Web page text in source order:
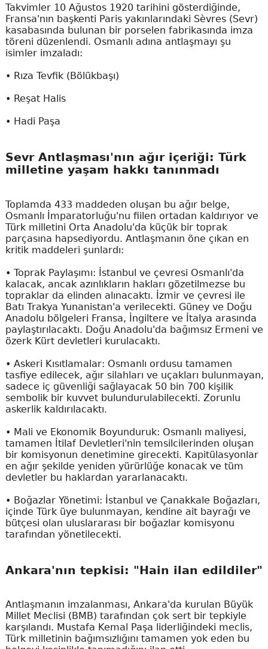
Takvimler 10 Ağustos 1920 tarihini gösterdiğinde,
Fransa'nın başkenti Paris yakınlarındaki Sèvres (Sevr)
kasabasında bulunan bir porselen fabrikasında imza
töreni düzenlendi. Osmanlı adına antlaşmayı şu
isimler imzaladı:
• Rıza Tevfik (Bölükbaşı)
• Reşat Halis
• Hadi Paşa
Sevr Antlaşması'nın ağır içeriği: Türk
milletine yaşam hakkı tanınmadı
Toplamda 433 maddeden oluşan bu ağır belge,
Osmanlı İmparatorluğu'nu fiilen ortadan kaldırıyor ve
Türk milletini Orta Anadolu'da küçük bir toprak
parçasına hapsediyordu. Antlaşmanın öne çıkan en
kritik maddeleri şunlardı:
• Toprak Paylaşımı: İstanbul ve çevresi Osmanlı'da
kalacak, ancak azınlıkların hakları gözetilmezse bu
topraklar da elinden alınacaktı. İzmir ve çevresi ile
Batı Trakya Yunanistan'a verilecekti. Güney ve Doğu
Anadolu bölgeleri Fransa, İngiltere ve İtalya arasında
paylaştırılacaktı. Doğu Anadolu'da bağımsız Ermeni ve
özerk Kürt devletleri kurulacaktı.
• Askeri Kısıtlamalar: Osmanlı ordusu tamamen
tasfiye edilecek, ağır silahları ve uçakları bulunmayan,
sadece iç güvenliği sağlayacak 50 bin 700 kişilik
sembolik bir kuvvet bulundurulabilecekti. Zorunlu
askerlik kaldırılacaktı.
• Mali ve Ekonomik Boyunduruk: Osmanlı maliyesi,
tamamen İtilaf Devletleri'nin temsilcilerinden oluşan
bir komisyonun denetimine girecekti. Kapitülasyonlar
en ağır şekilde yeniden yürürlüğe konacak ve tüm
devletler bu haklardan yararlanacaktı.
• Boğazlar Yönetimi: İstanbul ve Çanakkale Boğazları,
içinde Türk üye bulunmayan, kendine ait bayrağı ve
bütçesi olan uluslararası bir boğazlar komisyonu
tarafından yönetilecekti.
Ankara'nın tepkisi: "Hain ilan edildiler"
Antlaşmanın imzalanması, Ankara'da kurulan Büyük
Millet Meclisi (BMB) tarafından çok sert bir tepkiyle
karşılandı. Mustafa Kemal Paşa liderliğindeki meclis,
Türk milletinin bağımsızlığını tamamen yok eden bu